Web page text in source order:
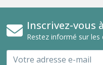
Inscrivez-vous
Restez informé sur
Email